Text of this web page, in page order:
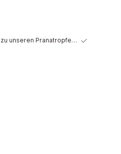
Zubehörartikel zu unseren Pranatropfen. Wunderschöne Kett…